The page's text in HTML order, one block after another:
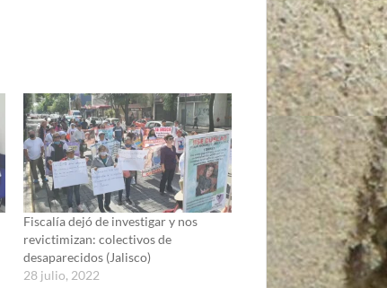
Fiscalía dejó de investigar y nos
revictimizan: colectivos de
desaparecidos (Jalisco)
28 julio, 2022